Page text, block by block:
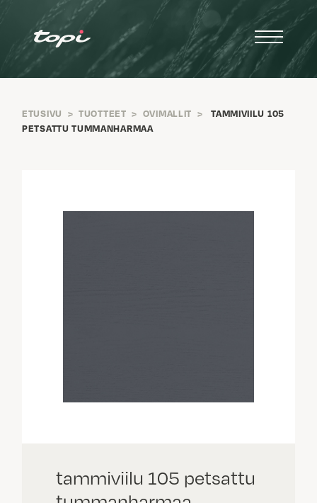
ETUSIVU > TUOTTEET > OVIMALLIT >
TAMMIVIILU 105
PETSATTU TUMMANHARMAA
tammiviilu 105 petsattu